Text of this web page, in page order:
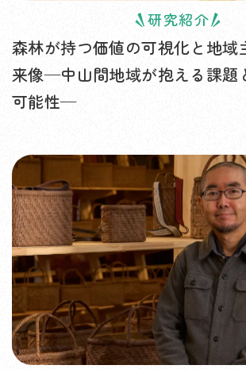
森林が持つ価値の可視化と地域
来像—中山間地域が抱える課題
可能性—
研究紹介